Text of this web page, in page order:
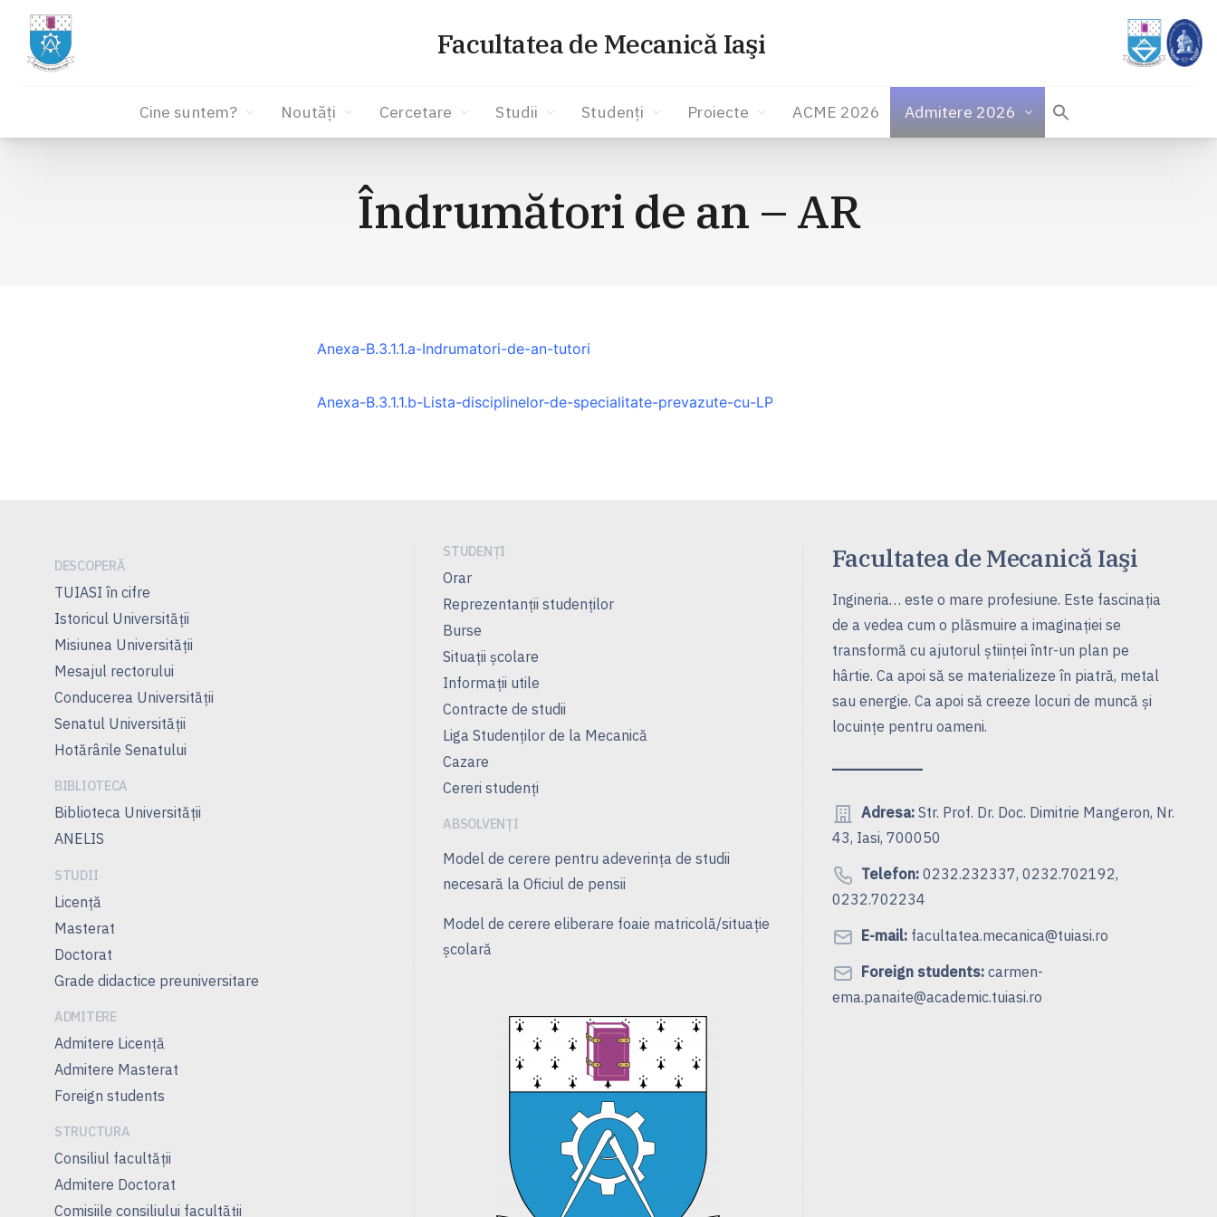
Facultatea de Mecanică Iaşi
Cine suntem? Noutăți Cercetare Studii Studenți Proiecte ACME 2026 Admitere 2026
Îndrumători de an – AR
Anexa-B.3.1.1.a-Indrumatori-de-an-tutori
Anexa-B.3.1.1.b-Lista-disciplinelor-de-specialitate-prevazute-cu-LP
DESCOPERĂ
TUIASI în cifre
Istoricul Universităţii
Misiunea Universităţii
Mesajul rectorului
Conducerea Universităţii
Senatul Universității
Hotărârile Senatului
BIBLIOTECA
Biblioteca Universității
ANELIS
STUDII
Licență
Masterat
Doctorat
Grade didactice preuniversitare
ADMITERE
Admitere Licenţă
Admitere Masterat
Foreign students
STRUCTURA
Consiliul facultăţii
Admitere Doctorat
Comisiile consiliului facultăţii
STUDENȚI
Orar
Reprezentanţii studenţilor
Burse
Situații școlare
Informații utile
Contracte de studii
Liga Studenţilor de la Mecanică
Cazare
Cereri studenți
ABSOLVENȚI
Model de cerere pentru adeverința de studii
necesară la Oficiul de pensii
Model de cerere eliberare foaie matricolă/situație
școlară
Facultatea de Mecanică Iaşi
Ingineria… este o mare profesiune. Este fascinaţia
de a vedea cum o plăsmuire a imaginaţiei se
transformă cu ajutorul ştiinţei într-un plan pe
hârtie. Ca apoi să se materializeze în piatră, metal
sau energie. Ca apoi să creeze locuri de muncă şi
locuinţe pentru oameni.
Adresa:Str. Prof. Dr. Doc. Dimitrie Mangeron, Nr.
43, Iasi, 700050
Telefon:0232.232337, 0232.702192,
0232.702234
E-mail:facultatea.mecanica@tuiasi.ro
Foreign students:carmen-
ema.panaite@academic.tuiasi.ro